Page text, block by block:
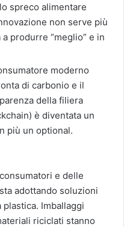
spreco alimentare
non serve più
produrre “meglio” e in
moderno
di carbonio e il
della filiera
è diventata un
più un optional.
e delle
adottando soluzioni
Imballaggi
riciclati stanno